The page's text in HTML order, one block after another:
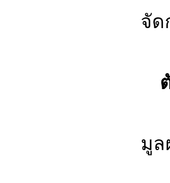
จัด
ตั
มูล